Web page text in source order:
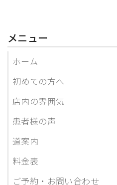
メニュー
ホーム
初めての方へ
店内の雰囲気
患者様の声
道案内
料金表
ご予約・お問い合わせ